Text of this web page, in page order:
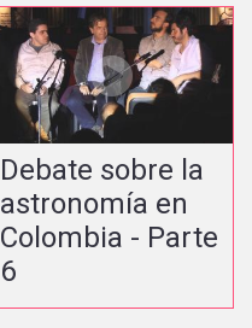
Debate sobre la
astronomía en
Colombia - Parte
6